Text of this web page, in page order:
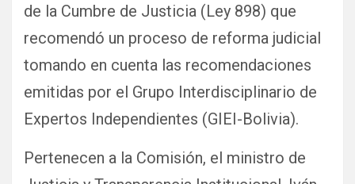
de la Cumbre de Justicia (Ley 898) que
recomendó un proceso de reforma judicial
tomando en cuenta las recomendaciones
emitidas por el Grupo Interdisciplinario de
Expertos Independientes (GIEI-Bolivia).
Pertenecen a la Comisión, el ministro de